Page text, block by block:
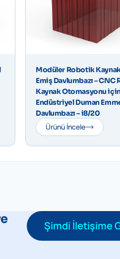
Modüler Robotik
Emiş Davlumbazı – CNC
Kaynak Otomasyonu
Endüstriyel Duman
Davlumbazı – i8/20
Ürünü İncele
Şimdi İletişime